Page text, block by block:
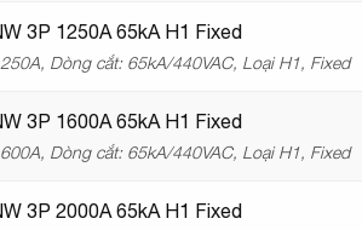
3P 1250A 65kA H1 Fixed
Dòng cắt: 65kA/440VAC, Loại H1, Fixed
3P 1600A 65kA H1 Fixed
Dòng cắt: 65kA/440VAC, Loại H1, Fixed
3P 2000A 65kA H1 Fixed